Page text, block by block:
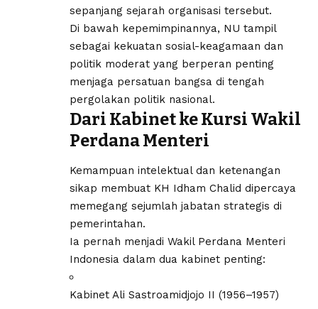
sepanjang sejarah organisasi tersebut.
Di bawah kepemimpinannya, NU tampil
sebagai kekuatan sosial-keagamaan dan
politik moderat yang berperan penting
menjaga persatuan bangsa di tengah
pergolakan politik nasional.
Dari Kabinet ke Kursi Wakil
Perdana Menteri
Kemampuan intelektual dan ketenangan
sikap membuat KH Idham Chalid dipercaya
memegang sejumlah jabatan strategis di
pemerintahan.
Ia pernah menjadi Wakil Perdana Menteri
Indonesia dalam dua kabinet penting:
Kabinet Ali Sastroamidjojo II (1956–1957)